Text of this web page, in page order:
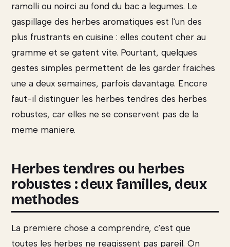
ramolli ou noirci au fond du bac a legumes. Le
gaspillage des herbes aromatiques est l'un des
plus frustrants en cuisine : elles coutent cher au
gramme et se gatent vite. Pourtant, quelques
gestes simples permettent de les garder fraiches
une a deux semaines, parfois davantage. Encore
faut-il distinguer les herbes tendres des herbes
robustes, car elles ne se conservent pas de la
meme maniere.
Herbes tendres ou herbes
robustes : deux familles, deux
methodes
La premiere chose a comprendre, c'est que
toutes les herbes ne reagissent pas pareil. On